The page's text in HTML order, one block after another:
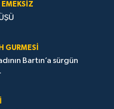
GURMESI
Bartın’a sürgün